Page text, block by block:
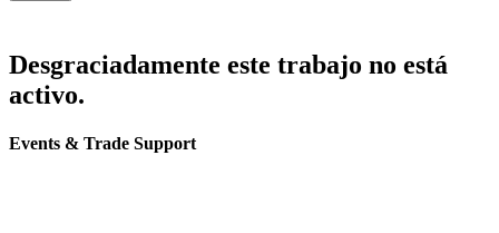
Desgraciadamente este trabajo no está
activo.
Events & Trade Support